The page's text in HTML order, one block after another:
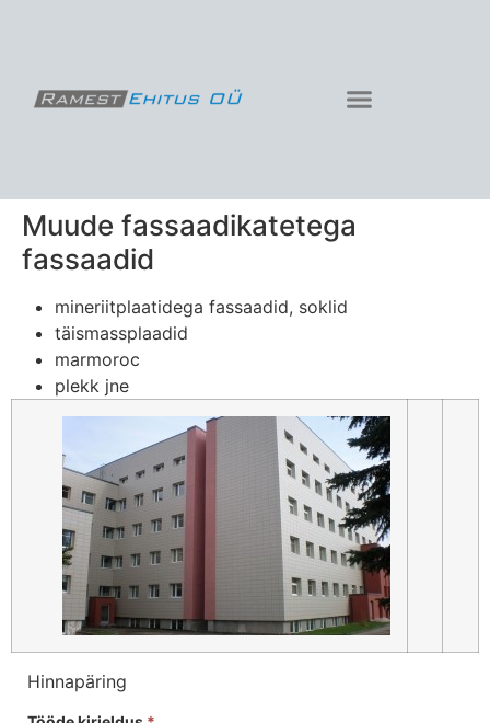
Muude fassaadikatetega
fassaadid
mineriitplaatidega fassaadid, soklid
täismassplaadid
marmoroc
plekk jne
Hinnapäring